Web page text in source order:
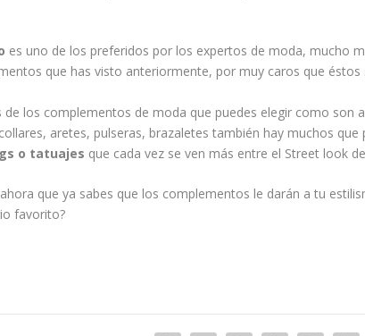
es uno de los preferidos por los expertos de moda, mucho
que has visto anteriormente, por muy caros que éstos
de los complementos de moda que puedes elegir como son
aretes, pulseras, brazaletes también hay muchos que
o tatuajes que cada vez se ven más entre el Street look
que ya sabes que los complementos le darán a tu
favorito?